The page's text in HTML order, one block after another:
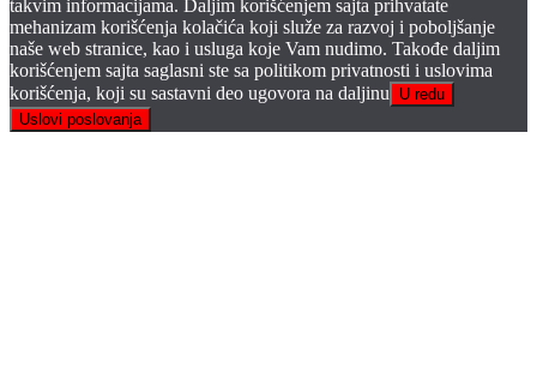
takvim informacijama. Daljim korišćenjem sajta prihvatate
mehanizam korišćenja kolačića koji služe za razvoj i poboljšanje
naše web stranice, kao i usluga koje Vam nudimo. Takođe daljim
korišćenjem sajta saglasni ste sa politikom privatnosti i uslovima
korišćenja, koji su sastavni deo ugovora na daljinu
U redu
Uslovi poslovanja